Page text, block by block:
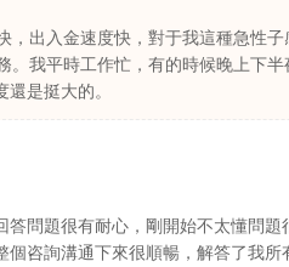
，出入金速度快，對于我這種急性
。我平時工作忙，有的時候晚上下
是挺大的。
答問題很有耐心，剛開始不太懂問
個咨詢溝通下來很順暢，解答了我所